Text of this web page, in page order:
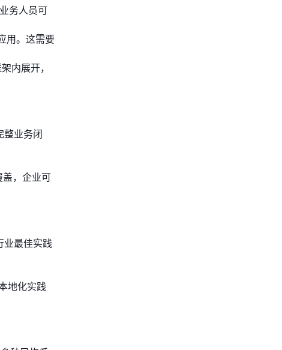
务人员可
用。这需要
内展开，
整业务闭
，企业可
业最佳实践
地化实践